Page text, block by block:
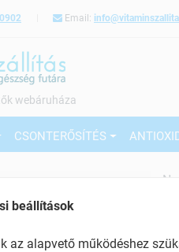
Email:
webáruháza
CSONTERŐSÍTÉS
beállítások
az alapvető működéshez